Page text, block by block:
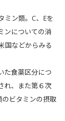
ミン類。C、Eを
ンについての消
国などからみる
た食薬区分につ
れ、また第６次
ビタミンの摂取